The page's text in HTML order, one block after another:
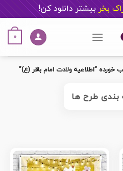
بیشتر دانلود کن!
0
“اطلاعیه ولادت امام باقر (ع)”
طرح ها